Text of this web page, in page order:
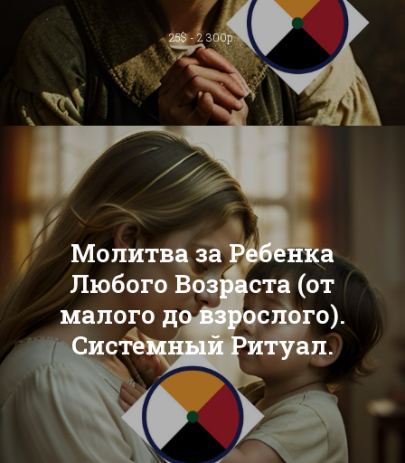
25$ - 2 300р.
Молитва за Ребенка
Любого Возраста (от
малого до взрослого).
Системный Ритуал.